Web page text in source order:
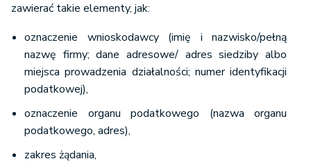
zawierać takie elementy, jak:
oznaczenie wnioskodawcy (imię i nazwisko/pełną
nazwę firmy; dane adresowe/ adres siedziby albo
miejsca prowadzenia działalności; numer identyfikacji
podatkowej),
oznaczenie organu podatkowego (nazwa organu
podatkowego, adres),
zakres żądania,